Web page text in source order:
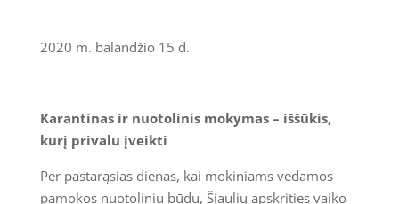
2020 m. balandžio 15 d.
Karantinas ir nuotolinis mokymas – iššūkis,
kurį privalu įveikti
Per pastarąsias dienas, kai mokiniams vedamos
pamokos nuotoliniu būdu, Šiaulių apskrities vaiko